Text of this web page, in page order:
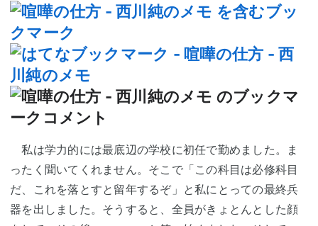
私は学力的には最底辺の学校に初任で勤めました。ま
ったく聞いてくれません。そこで「この科目は必修科目
だ、これを落とすと留年するぞ」と私にとっての最終兵
器を出しました。そうすると、全員がきょとんとした顔